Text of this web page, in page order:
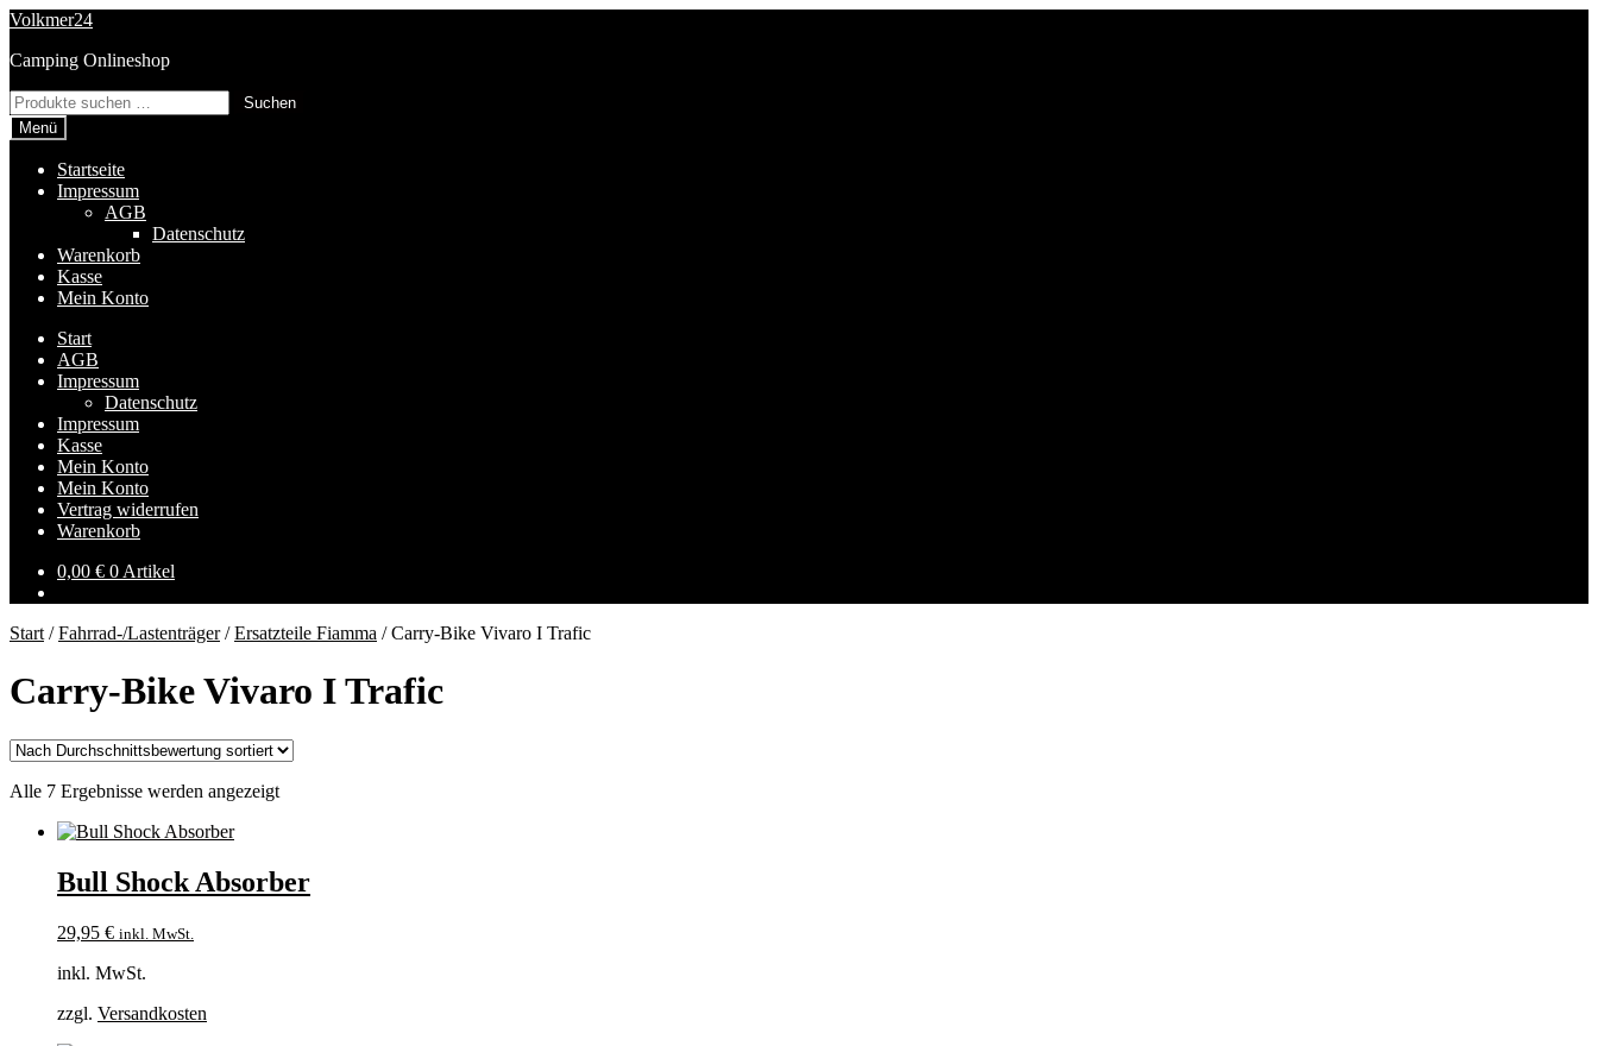
Zur
springen
Zum
springen
Volkmer24
Camping Onlineshop
Suchen
nach:
Suchen
Menü
Startseite
Impressum
AGB
Datenschutz
Warenkorb
Kasse
Mein Konto
Start
AGB
Impressum
Datenschutz
Impressum
Kasse
Mein Konto
Mein Konto
Vertrag widerrufen
Warenkorb
0,00 € 0 Artikel
Start /Fahrrad-/Lastenträger/Ersatzteile Fiamma /Carry-Bike Vivaro I Trafic
Carry-Bike Vivaro I Trafic
Alle 7 Ergebnisse werden angezeigtNach
Bull Shock Absorber
29,95 € inkl. MwSt.
inkl. MwSt.
zzgl. Versandkosten